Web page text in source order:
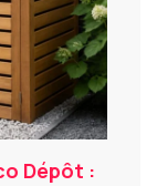
Dépôt :